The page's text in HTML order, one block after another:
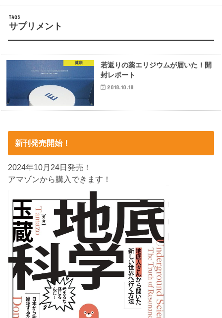
サプリメント
健康
若返りの薬エリジウムが届いた！開
封レポート
2018.10.18
新刊発売開始！
2024年10月24日発売！
アマゾンから購入できます！